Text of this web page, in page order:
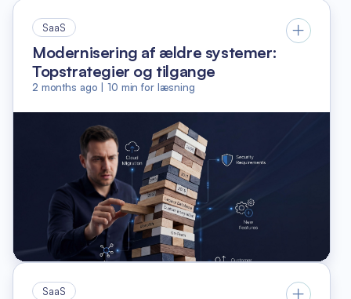
SaaS
Modernisering af ældre systemer:
Topstrategier og tilgange
2 months ago |10 min for læsning
SaaS